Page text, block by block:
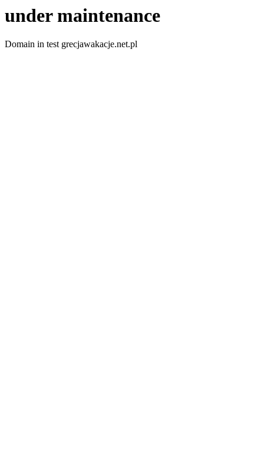
under maintenance
Domain in test grecjawakacje.net.pl